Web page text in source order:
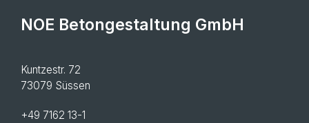
NOE Betongestaltung GmbH
Kuntzestr. 72
73079 Süssen
+49 7162 13-1